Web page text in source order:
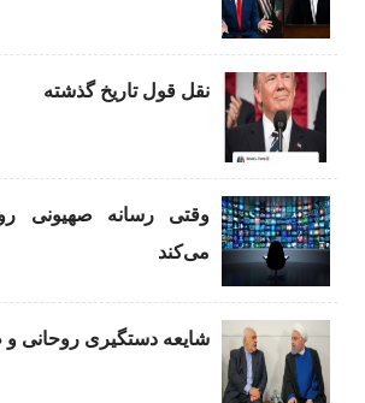
نقل قول تاریخ گذشته
وقتی رسانه صهیونی
می‌کند
شایعه دستگیری